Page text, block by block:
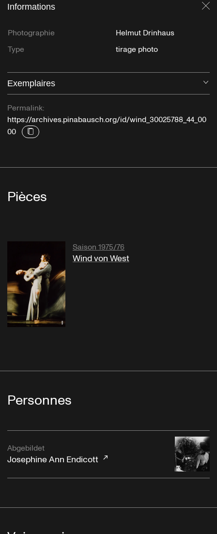
Informations
Photographie
Helmut Drinhaus
Type
tirage photo
Exemplaires
Permalink:
https://archives.pinabausch.org/id/wind_30025788_44_00
00
Pièces
Saison 1975/76
Wind von West
Personnes
Abgebildet
Josephine Ann Endicott